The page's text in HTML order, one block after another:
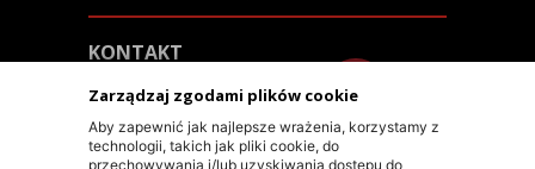
Zarządzaj zgodami plików cookie
Aby zapewnić jak najlepsze wrażenia, korzystamy z
technologii, takich jak pliki cookie, do
przechowywania i/lub uzyskiwania dostępu do
KONTAKT
+48 603 90 30 50
SKLEP@RALLY-TECH.PL